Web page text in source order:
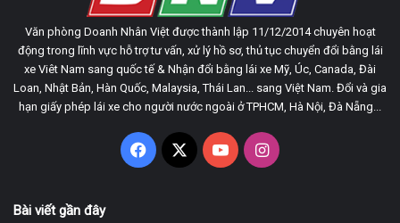
Văn phòng Doanh Nhân Việt được thành lập 11/12/2014 chuyên hoạt
động trong lĩnh vực hỗ trợ tư vấn, xử lý hồ sơ, thủ tục chuyển đổi bằng lái
xe Viêt Nam sang quốc tế & Nhận đổi bằng lái xe Mỹ, Úc, Canada, Đài
Loan, Nhật Bản, Hàn Quốc, Malaysia, Thái Lan... sang Việt Nam. Đổi và gia
hạn giấy phép lái xe cho người nước ngoài ở TPHCM, Hà Nội, Đà Nẵng...
Facebook
X YouTubeInstagram
Bài viết gần đây